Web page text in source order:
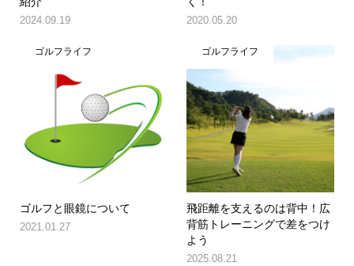
2024.09.19 2020.05.20
ゴルフライフ
ゴルフと眼鏡について
2021.01.27
ゴルフライフ
飛距離を支えるのは背中！広
背筋トレーニングで差をつけ
よう
2025.08.21